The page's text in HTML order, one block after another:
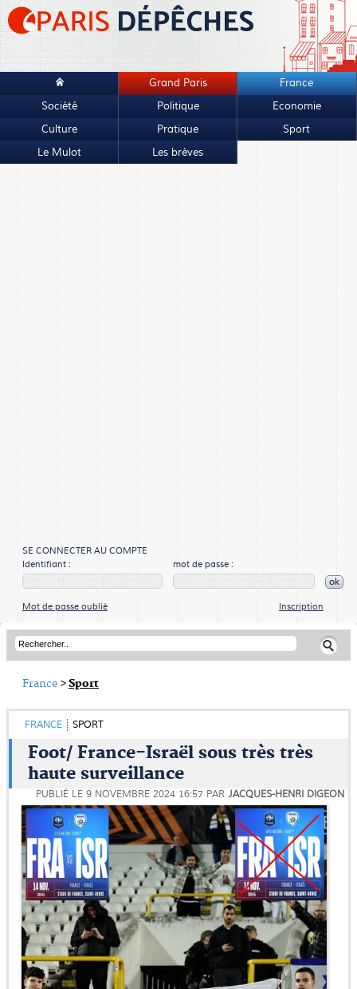
Grand Paris
France
Société
Politique
Economie
Culture
Pratique
Sport
Le Mulot
Les brèves
SE CONNECTER AU COMPTE
Identifiant :
mot de passe :
ok
Mot de passe oublié Inscription
France >Sport
FRANCE SPORT
Foot/ France-Israël sous très très
haute surveillance
PUBLIÉ LE 9 NOVEMBRE 2024 16:57 PAR JACQUES-HENRI DIGEON